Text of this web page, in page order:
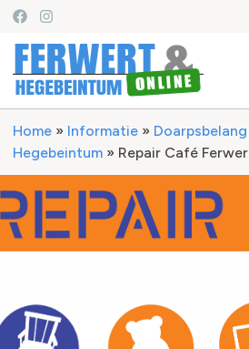
Home » Informatie »
Hegebeintum » Repair Café